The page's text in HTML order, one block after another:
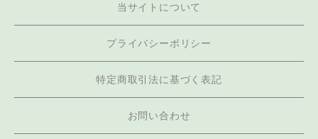
当サイトについて
プライバシーポリシー
特定商取引法に基づく表記
お問い合わせ